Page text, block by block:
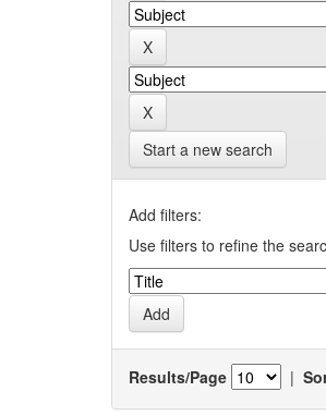
Start a new search
Add filters:
Use filters to refine the
Results/Page |